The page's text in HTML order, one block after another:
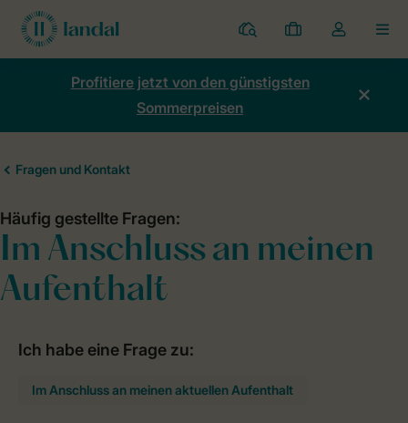
Ferienparks
Meine
Buchungen
Dropdown-
Menü
Kontos
Profitiere jetzt von den günstigsten
Sommerpreisen